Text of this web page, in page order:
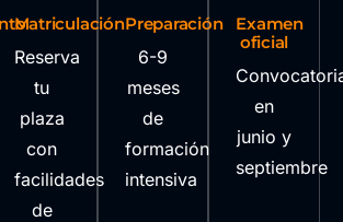
Matriculación
Reserva
tu
plaza
con
facilidades
de
Preparación
6-9
meses
de
formación
intensiva
Examen
oficial
en
junio y
septiembre